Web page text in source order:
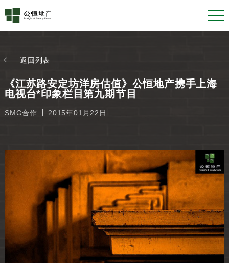
返回列表
《江苏路安定坊洋房估值》公恒地产携手上海
电视台*印象栏目第九期节目
SMG合作 2015年01月22日